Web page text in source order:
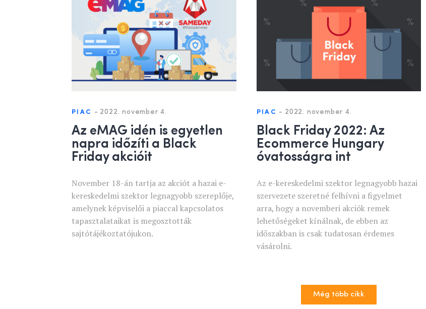
PIAC - 2022. november 4.
Az eMAG idén is egyetlen
napra időzíti a Black
Friday akcióit
November 18-án tartja az akciót a hazai e-
kereskedelmi szektor legnagyobb szereplője,
amelynek képviselői a piaccal kapcsolatos
tapasztalataikat is megosztották
sajtótájékoztatójukon.
PIAC - 2022. november 4.
Black Friday 2022: Az
Ecommerce Hungary
óvatosságra int
Az e-kereskedelmi szektor legnagyobb hazai
szervezete szeretné felhívni a figyelmet
arra, hogy a novemberi akciók remek
lehetőségeket kínálnak, de ebben az
időszakban is csak tudatosan érdemes
vásárolni.
Még több cikk